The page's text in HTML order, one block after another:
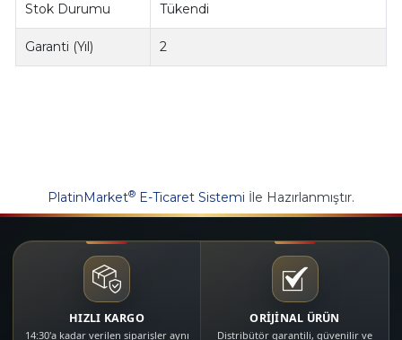
Stok Durumu Tükendi
Garanti (Yıl) 2
PlatinMarket® E-Ticaret Sistemi İle Hazırlanmıştır.
HIZLI KARGO
14:30'a kadar verilen siparişler aynı
ORİJİNAL ÜRÜN
Distribütör garantili, güvenilir ve